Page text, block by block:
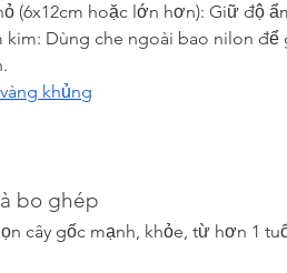
(6x12cm hoặc lớn hơn): Giữ độ
kim: Dùng che ngoài bao nilon
khủng
bo ghép
cây gốc mạnh, khỏe, từ hơn 1